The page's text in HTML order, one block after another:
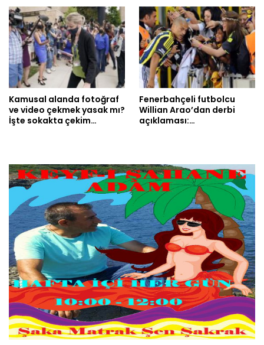
Kamusal alanda fotoğraf
ve video çekmek yasak mı?
İşte sokakta çekim…
Fenerbahçeli futbolcu
Willian Arao’dan derbi
açıklaması:…